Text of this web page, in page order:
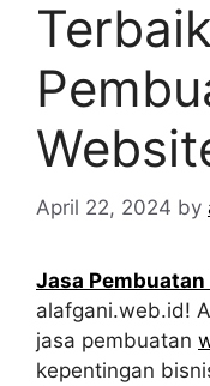
April 22, 2024 by
Jasa
alafgani.web.id!
jasa pembuatan
kepentingan